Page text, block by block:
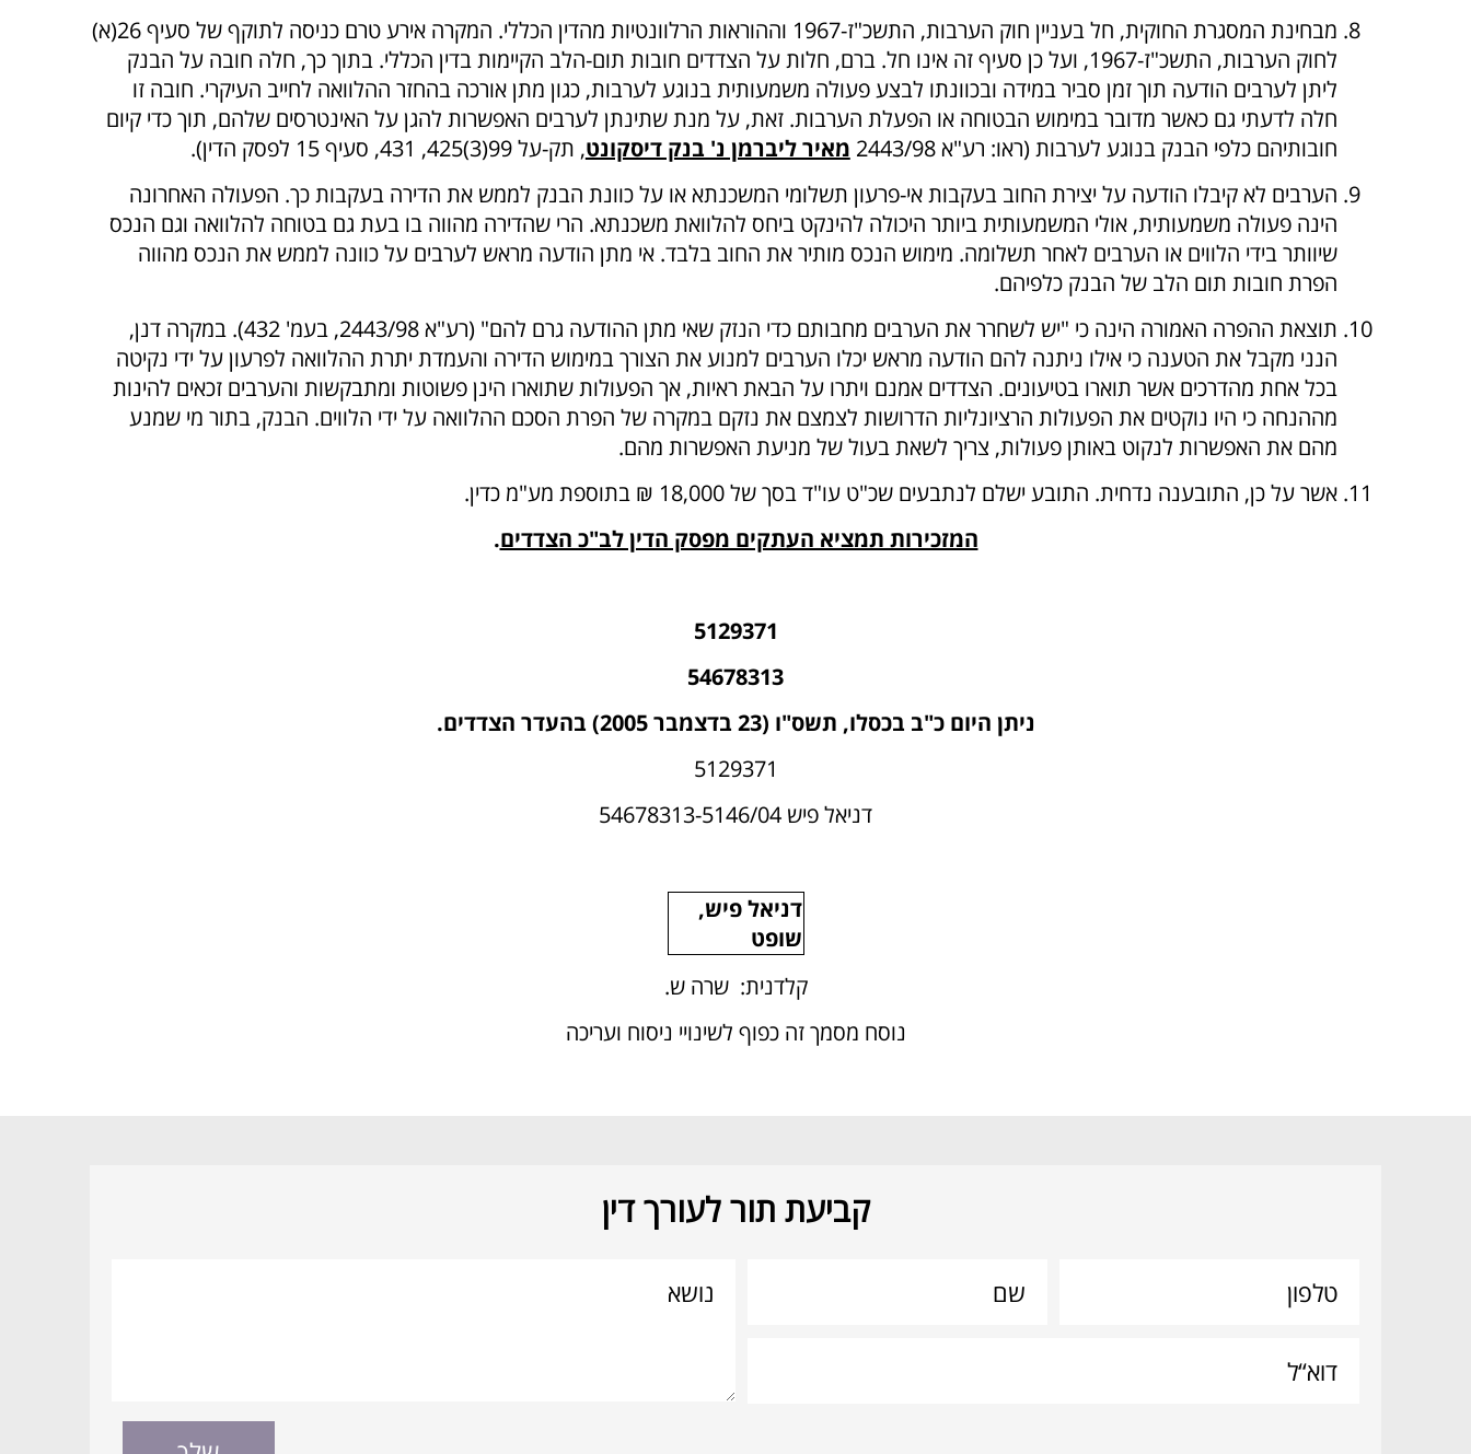
מבחינת המסגרת החוקית, חל בעניין חוק הערבות, התשכ"ז-1967 וההוראות הרלוונטיות מהדין הכללי. המקרה אירע טרם כניסה לתוקף של סעיף 26(א)
לחוק הערבות, התשכ"ז-1967, ועל כן סעיף זה אינו חל. ברם, חלות על הצדדים חובות תום-הלב הקיימות בדין הכללי. בתוך כך, חלה חובה על הבנק
ליתן לערבים הודעה תוך זמן סביר במידה ובכוונתו לבצע פעולה משמעותית בנוגע לערבות, כגון מתן אורכה בהחזר ההלוואה לחייב העיקרי. חובה זו
חלה לדעתי גם כאשר מדובר במימוש הבטוחה או הפעלת הערבות. זאת, על מנת שתינתן לערבים האפשרות להגן על האינטרסים שלהם, תוך כדי קיום
חובותיהם כלפי הבנק בנוגע לערבות (ראו: רע"א 2443/98
מאיר ליברמן נ' בנק דיסקונט, תק-על 99(3)425, 431, סעיף 15 לפסק הדין).
הערבים לא קיבלו הודעה על יצירת החוב בעקבות אי-פרעון תשלומי המשכנתא או על כוונת הבנק לממש את הדירה בעקבות כך. הפעולה האחרונה
הינה פעולה משמעותית, אולי המשמעותית ביותר היכולה להינקט ביחס להלוואת משכנתא. הרי שהדירה מהווה בו בעת גם בטוחה להלוואה וגם הנכס
שיוותר בידי הלווים או הערבים לאחר תשלומה. מימוש הנכס מותיר את החוב בלבד. אי מתן הודעה מראש לערבים על כוונה לממש את הנכס מהווה
הפרת חובות תום הלב של הבנק כלפיהם.
תוצאת ההפרה האמורה הינה כי "יש לשחרר את הערבים מחבותם כדי הנזק שאי מתן ההודעה גרם להם" (רע"א 2443/98, בעמ' 432). במקרה דנן,
הנני מקבל את הטענה כי אילו ניתנה להם הודעה מראש יכלו הערבים למנוע את הצורך במימוש הדירה והעמדת יתרת ההלוואה לפרעון על ידי נקיטה
בכל אחת מהדרכים אשר תוארו בטיעונים. הצדדים אמנם ויתרו על הבאת ראיות, אך הפעולות שתוארו הינן פשוטות ומתבקשות והערבים זכאים להינות
מההנחה כי היו נוקטים את הפעולות הרציונליות הדרושות לצמצם את נזקם במקרה של הפרת הסכם ההלוואה על ידי הלווים. הבנק, בתור מי שמנע
מהם את האפשרות לנקוט באותן פעולות, צריך לשאת בעול של מניעת האפשרות מהם.
אשר על כן, התובענה נדחית. התובע ישלם לנתבעים שכ"ט עו"ד בסך של 18,000 ₪ בתוספת מע"מ כדין.
המזכירות תמציא העתקים מפסק הדין לב"כ הצדדים.
5129371
54678313
ניתן היום כ"ב בכסלו, תשס"ו (23 בדצמבר 2005) בהעדר הצדדים.
5129371
דניאל פיש 54678313-5146/04
דניאל פיש,
שופט
קלדנית: שרה ש.
נוסח מסמך זה כפוף לשינויי ניסוח ועריכה
קביעת תור לעורך דין